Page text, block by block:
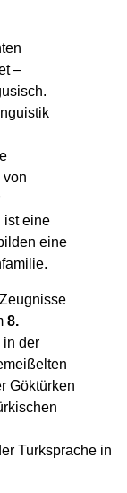
–
von
ist eine
eine
8.
in der
Göktürken